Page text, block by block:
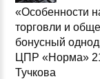
«Особенности
торговли и
бонусный
ЦПР «Норма»
Тучкова